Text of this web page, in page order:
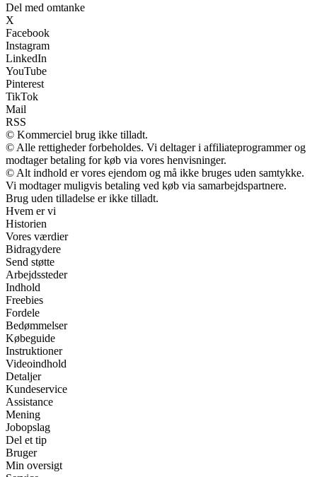
Del med omtanke
X
Facebook
Instagram
LinkedIn
YouTube
Pinterest
TikTok
Mail
RSS
© Kommerciel brug ikke tilladt.
© Alle rettigheder forbeholdes. Vi deltager i affiliateprogrammer og
modtager betaling for køb via vores henvisninger.
© Alt indhold er vores ejendom og må ikke bruges uden samtykke.
Vi modtager muligvis betaling ved køb via samarbejdspartnere.
Brug uden tilladelse er ikke tilladt.
Hvem er vi
Historien
Vores værdier
Bidragydere
Send støtte
Arbejdssteder
Indhold
Freebies
Fordele
Bedømmelser
Købeguide
Instruktioner
Videoindhold
Detaljer
Kundeservice
Assistance
Mening
Jobopslag
Del et tip
Bruger
Min oversigt